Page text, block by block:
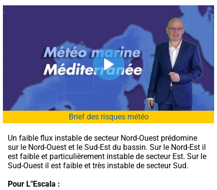
Brief des risques météo
Un faible flux instable de secteur Nord-Ouest prédomine
sur le Nord-Ouest et le Sud-Est du bassin. Sur le Nord-Est il
est faible et particulièrement instable de secteur Est. Sur le
Sud-Ouest il est faible et très instable de secteur Sud.
Pour L"Escala :